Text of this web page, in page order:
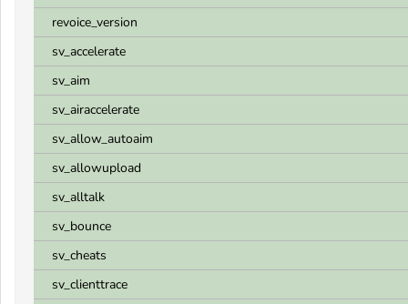
revoice_version
sv_accelerate
sv_aim
sv_airaccelerate
sv_allow_autoaim
sv_allowupload
sv_alltalk
sv_bounce
sv_cheats
sv_clienttrace